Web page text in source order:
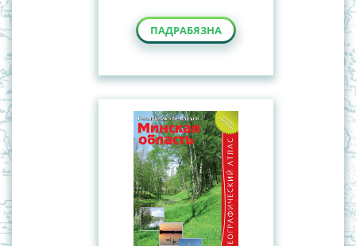
ПАДРАБЯЗНА